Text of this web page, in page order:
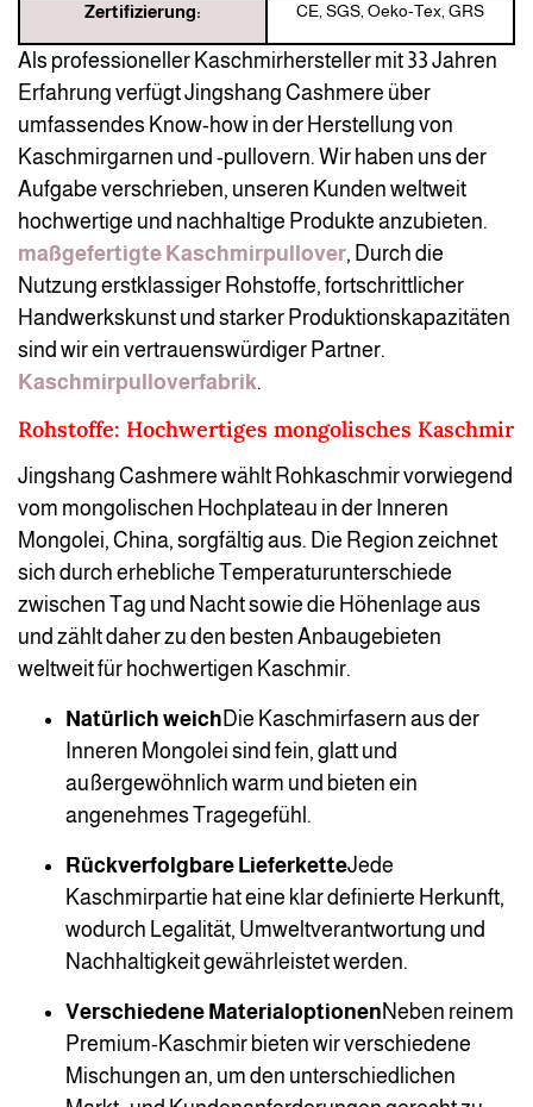
Zertifizierung: CE, SGS, Oeko-Tex, GRS
Als professioneller Kaschmirhersteller mit 33 Jahren
Erfahrung verfügt Jingshang Cashmere über
umfassendes Know-how in der Herstellung von
Kaschmirgarnen und -pullovern. Wir haben uns der
Aufgabe verschrieben, unseren Kunden weltweit
hochwertige und nachhaltige Produkte anzubieten.
maßgefertigte Kaschmirpullover, Durch die
Nutzung erstklassiger Rohstoffe, fortschrittlicher
Handwerkskunst und starker Produktionskapazitäten
sind wir ein vertrauenswürdiger Partner.
Kaschmirpulloverfabrik.
Rohstoffe: Hochwertiges mongolisches Kaschmir
Jingshang Cashmere wählt Rohkaschmir vorwiegend
vom mongolischen Hochplateau in der Inneren
Mongolei, China, sorgfältig aus. Die Region zeichnet
sich durch erhebliche Temperaturunterschiede
zwischen Tag und Nacht sowie die Höhenlage aus
und zählt daher zu den besten Anbaugebieten
weltweit für hochwertigen Kaschmir.
Natürlich weich Die Kaschmirfasern aus der
Inneren Mongolei sind fein, glatt und
außergewöhnlich warm und bieten ein
angenehmes Tragegefühl.
Rückverfolgbare LieferketteJede
Kaschmirpartie hat eine klar definierte Herkunft,
wodurch Legalität, Umweltverantwortung und
Nachhaltigkeit gewährleistet werden.
Verschiedene MaterialoptionenNeben reinem
Premium-Kaschmir bieten wir verschiedene
Mischungen an, um den unterschiedlichen